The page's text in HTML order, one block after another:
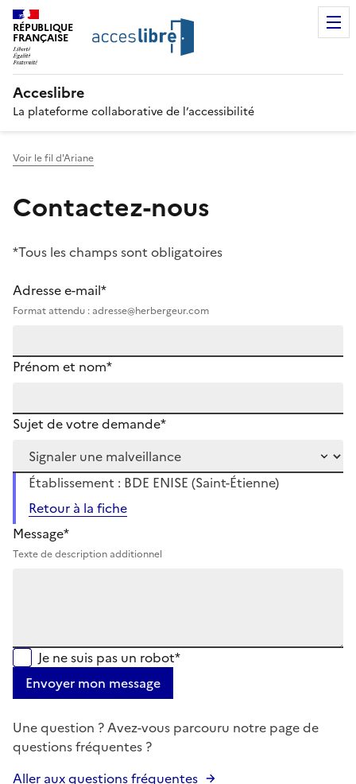
RÉPUBLIQUE
FRANÇAISE
Acceslibre
La plateforme collaborative de l’accessibilité
Voir le fil d'Ariane
Contactez-nous
*Tous les champs sont obligatoires
Adresse e-mail*
Format attendu : adresse@herbergeur.com
Prénom et nom*
Sujet de votre demande*
Établissement : BDE ENISE (Saint-Étienne)
Retour à la fiche
Message*
Texte de description additionnel
Je ne suis pas un robot*
Envoyer mon message
Une question ? Avez-vous parcouru notre page de
questions fréquentes ?
Aller aux questions fréquentes